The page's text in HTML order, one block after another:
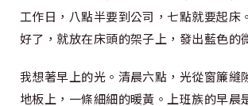
工作日，八點半要到公司，七點就要起床
好了，就放在床頭的架子上，發出藍色的
我想著早上的光。清晨六點，光從窗簾縫
地板上，一條細細的暖黃。上班族的早晨